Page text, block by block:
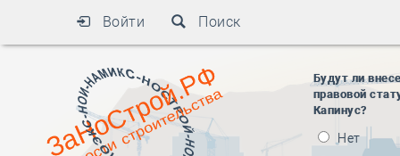
Войти Поиск
Будут ли
правовой
Капинус?
Нет